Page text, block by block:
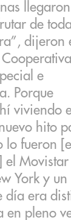
de
dijeron
e
Porque
viviendo
hito
lo fueron
el
York y
día era
en pleno